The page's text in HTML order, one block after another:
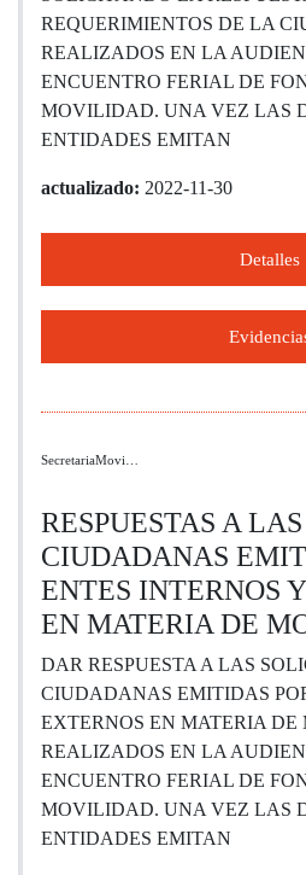
REQUERIMIENTOS DE LA
REALIZADOS EN LA
ENCUENTRO FERIAL DE
MOVILIDAD. UNA VEZ LAS
ENTIDADES EMITAN
actualizado: 2022-11-30
Detalles
SecretariaMovi…
RESPUESTAS A
CIUDADANAS
ENTES INTERNOS
EN MATERIA DE
DAR RESPUESTA A LAS
CIUDADANAS EMITIDAS
EXTERNOS EN MATERIA
REALIZADOS EN LA
ENCUENTRO FERIAL DE
MOVILIDAD. UNA VEZ LAS
ENTIDADES EMITAN